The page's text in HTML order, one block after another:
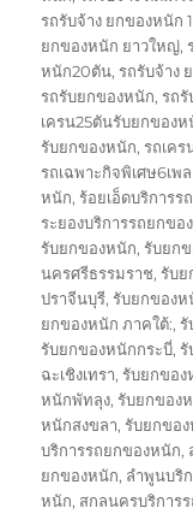
รถรับจ้าง ยกของหนัก
ยกของหนัก ยาวใหญ่,
หนัก20ตัน,รถรับจ้าง
รถรับยกของหนัก,รถ
เครน25ตันรับยกของห
รับยกของหนัก,รถเค
รถเฉพาะกิจพิเศษ6เพ
หนัก,ร้อยเอ็ดบริการร
ระยองบริการรถยกขอ
รับยกของหนัก,รับยก
นครศรีธรรมราช,รับย
ปราจีนบุรี,รับยกของห
ยกของหนัก ภาคใต้:,รั
รับยกของหนักกระบี่,รั
ฉะเชิงเทรา,รับยกขอ
หนักพัทลุง,รับยกของ
หนักสงขลา,รับยกขอ
บริการรถยกของหนัก,
ยกของหนัก, ลำพูนบริ
หนัก, สกลนครบริการ